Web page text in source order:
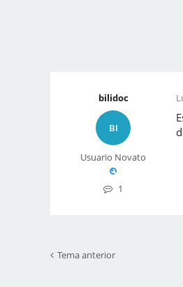
bilidoc
BI
Usuario Novato
1
Tema anterior